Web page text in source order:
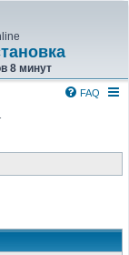
8 минут
FAQ